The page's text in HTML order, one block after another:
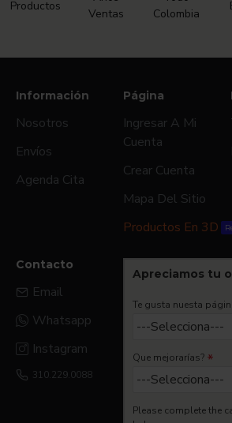
Productos
Ventas
Colombia
Información
Nosotros
Envíos
Agenda Cita
Página
Ingresar A Mi
Cuenta
Crear Cuenta
Mapa Del Sitio
Productos En 3D
Contacto
Email
Whatsapp
Instagram
310.229.0088
Apreciamos tu
Te gusta nuesta
Que mejorarías?
Please complete the